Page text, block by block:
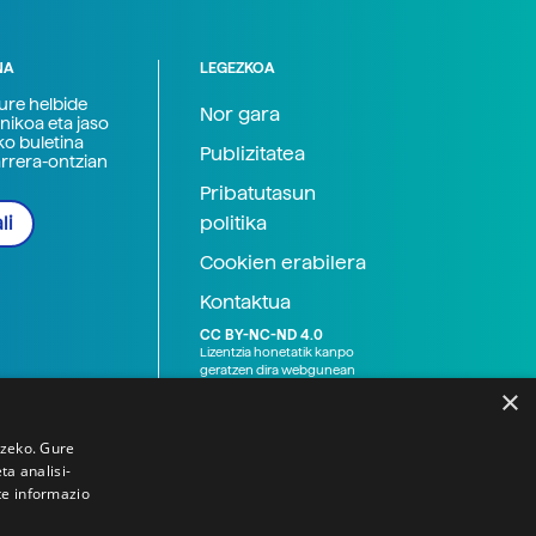
helbide
eta jaso
buletina
ontzian
LEGEZKOA
Nor gara
Publizitatea
Pribatutasun
politika
Cookien erabilera
Kontaktua
CC BY-NC-ND 4.0
Lizentzia honetatik kanpo
geratzen dira webgunean
×
Gure
analisi-
informazio